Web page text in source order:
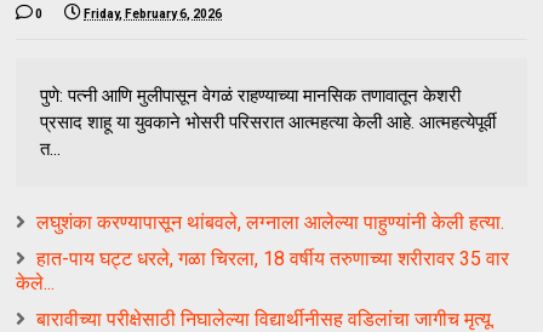
0 Friday, February 6, 2026
पुणे: पत्नी आणि मुलीपासून वेगळं राहण्याच्या मानसिक तणावातून केशरी
प्रसाद शाहू या युवकाने भोसरी परिसरात आत्महत्या केली आहे. आत्महत्येपूर्वी
त...
लघुशंका करण्यापासून थांबवले, लग्नाला आलेल्या पाहुण्यांनी केली हत्या.
हात-पाय घट्ट धरले, गळा चिरला, 18 वर्षीय तरुणाच्या शरीरावर 35 वार
केले...
बारावीच्या परीक्षेसाठी निघालेल्या विद्यार्थीनीसह वडिलांचा जागीच मृत्यू.